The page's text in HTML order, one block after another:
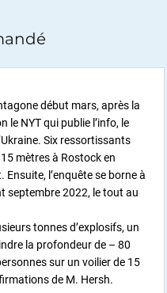
début mars, après la
le NYT qui publie l’info, le
Six ressortissants
mètres à Rostock en
l’enquête se borne à
septembre 2022, le tout au
tonnes d’explosifs, un
la profondeur de – 80
sur un voilier de 15
de M. Hersh.